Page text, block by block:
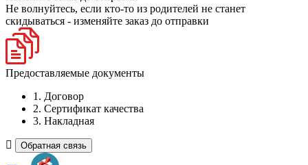
Не волнуйтесь, если кто-то из родителей не станет
скидываться - изменяйте заказ до отправки
Предоставляемые документы
1. Договор
2. Сертификат качества
3. Накладная
Обратная связь